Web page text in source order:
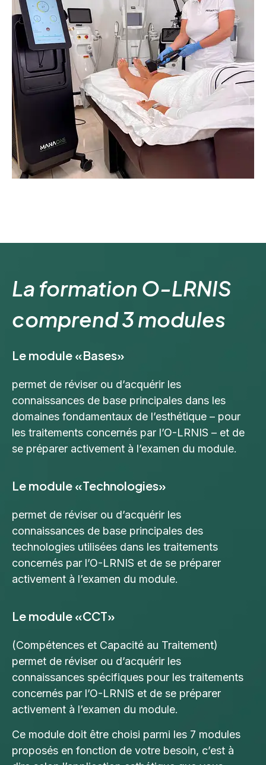
La formation O-LRNIS
comprend 3 modules
Le module «Bases»
permet de réviser ou d’acquérir les
connaissances de base principales dans les
domaines fondamentaux de l’esthétique – pour
les traitements concernés par l’O-LRNIS – et de
se préparer activement à l’examen du module.
Le module «Technologies»
permet de réviser ou d’acquérir les
connaissances de base principales des
technologies utilisées dans les traitements
concernés par l’O-LRNIS et de se préparer
activement à l’examen du module.
Le module «CCT»
(Compétences et Capacité au Traitement)
permet de réviser ou d’acquérir les
connaissances spécifiques pour les traitements
concernés par l’O-LRNIS et de se préparer
activement à l’examen du module.
Ce module doit être choisi parmi les 7 modules
proposés en fonction de votre besoin, c’est à